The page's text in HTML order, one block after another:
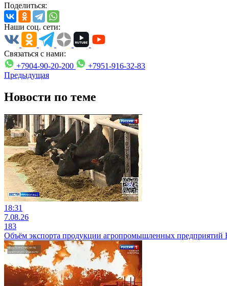
Поделиться:
Наши соц. сети:
Связаться с нами:
+7904-90-20-200
+7951-916-32-83
Предыдущая
Новости по теме
18:31
7.08.26
183
Объём экспорта продукции агропромышленных предприятий